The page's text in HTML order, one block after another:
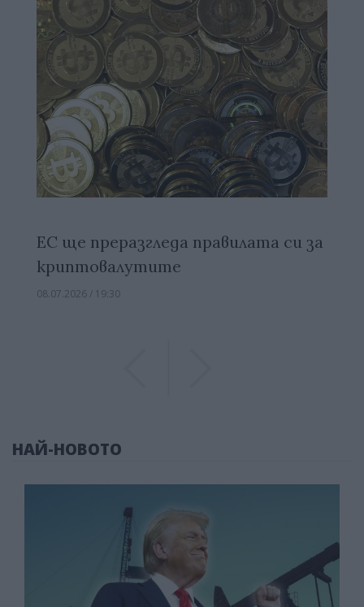
ЕС ще преразгледа правилата си за
криптовалутите
08.07.2026 / 19:30
НАЙ-НОВОТО